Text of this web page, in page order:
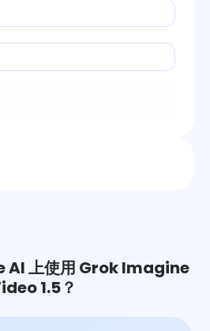
AI 上使用 Grok Imagine
1.5？